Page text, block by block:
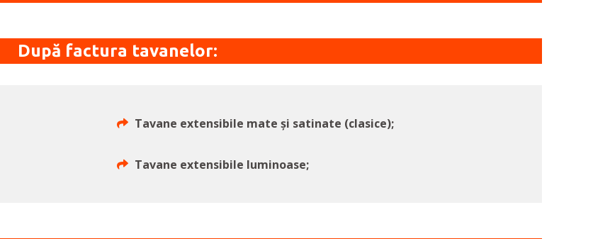
După factura tavanelor:
Tavane extensibile mate și satinate (clasice);
Tavane extensibile luminoase;